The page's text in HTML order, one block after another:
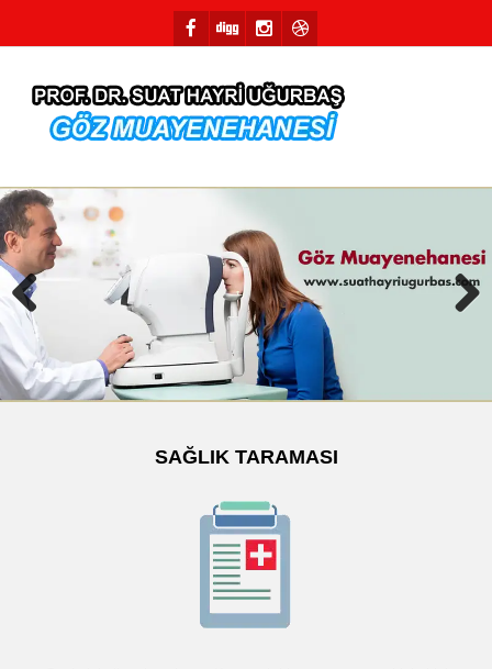
Previous
SAĞLIK TARAMASI